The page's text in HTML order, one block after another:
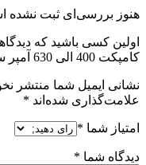
هنوز بررسی‌ای ثبت نشده
اولین کسی باشید که
کامپکت 400 الی 630 آمپر سری SINOVA”
نشانی ایمیل شما منتشر
علامت‌گذاری شده‌اند *
امتیاز شما *
دیدگاه شما *